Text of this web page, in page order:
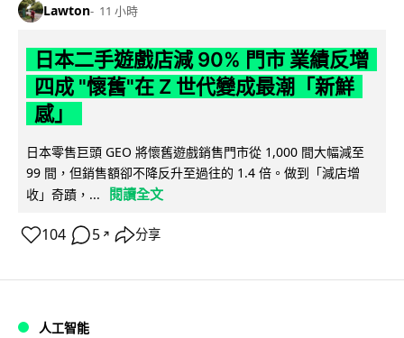
Lawton 11 小時
日本二手遊戲店減 90% 門市 業績反增
四成 "懷舊"在 Z 世代變成最潮「新鮮
感」
日本零售巨頭 GEO 將懷舊遊戲銷售門市從 1,000 間大幅減至
99 間，但銷售額卻不降反升至過往的 1.4 倍。做到「減店增
收」奇蹟，...
閱讀全文
104 5 ↗ 分享
人工智能